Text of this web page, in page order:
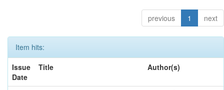
previous 1 next
Item hits:
Issue
Date
Title Author(s)